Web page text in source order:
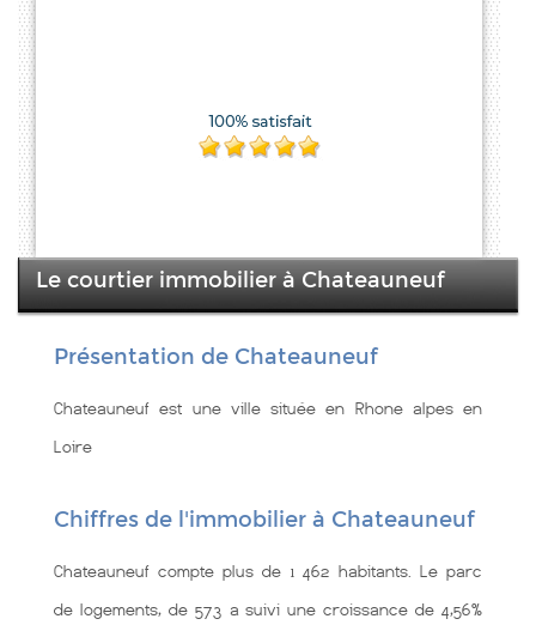
Le courtier immobilier à Chateauneuf
Présentation de Chateauneuf
Chateauneuf est une ville située en Rhone alpes en
Loire
Chiffres de l'immobilier à Chateauneuf
Chateauneuf compte plus de 1 462 habitants. Le parc
de logements, de 573 a suivi une croissance de 4,56%